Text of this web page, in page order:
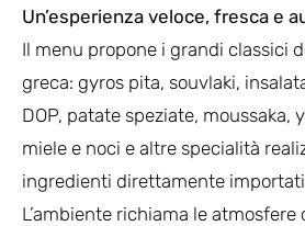
Un’esperienza veloce, fresca e
Il menu propone i grandi classici
greca: gyros pita, souvlaki,
DOP, patate speziate, moussaka,
miele e noci e altre specialità
ingredienti direttamente importati
L’ambiente richiama le